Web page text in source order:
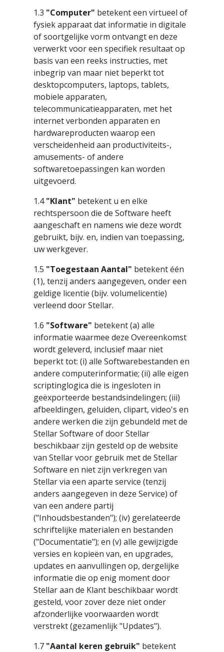
1.3 "Computer" betekent een virtueel of
fysiek apparaat dat informatie in digitale
of soortgelijke vorm ontvangt en deze
verwerkt voor een specifiek resultaat op
basis van een reeks instructies, met
inbegrip van maar niet beperkt tot
desktopcomputers, laptops, tablets,
mobiele apparaten,
telecommunicatieapparaten, met het
internet verbonden apparaten en
hardwareproducten waarop een
verscheidenheid aan productiviteits-,
amusements- of andere
softwaretoepassingen kan worden
uitgevoerd.
1.4"Klant" betekent u en elke
rechtspersoon die de Software heeft
aangeschaft en namens wie deze wordt
gebruikt, bijv. en, indien van toepassing,
uw werkgever.
1.5 "Toegestaan Aantal" betekent één
(1), tenzij anders aangegeven, onder een
geldige licentie (bijv. volumelicentie)
verleend door Stellar.
1.6 "Software" betekent (a) alle
informatie waarmee deze Overeenkomst
wordt geleverd, inclusief maar niet
beperkt tot: (i) alle Softwarebestanden en
andere computerinformatie; (ii) alle eigen
scriptinglogica die is ingesloten in
geëxporteerde bestandsindelingen; (iii)
afbeeldingen, geluiden, clipart, video's en
andere werken die zijn gebundeld met de
Stellar Software of door Stellar
beschikbaar zijn gesteld op de website
van Stellar voor gebruik met de Stellar
Software en niet zijn verkregen van
Stellar via een aparte service (tenzij
anders aangegeven in deze Service) of
van een andere partij
("Inhoudsbestanden"); (iv) gerelateerde
schriftelijke materialen en bestanden
("Documentatie"); en (v) alle gewijzigde
versies en kopieën van, en upgrades,
updates en aanvullingen op, dergelijke
informatie die op enig moment door
Stellar aan de Klant beschikbaar wordt
gesteld, voor zover deze niet onder
afzonderlijke voorwaarden wordt
verstrekt (gezamenlijk "Updates").
1.7 "Aantal keren gebruik" betekent